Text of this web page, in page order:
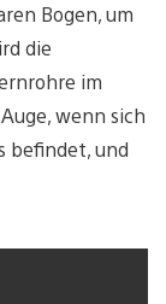
Bogen, um
die
im
wenn sich
befindet, und